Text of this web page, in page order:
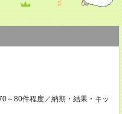
～80件程度／納期・結果・キッ